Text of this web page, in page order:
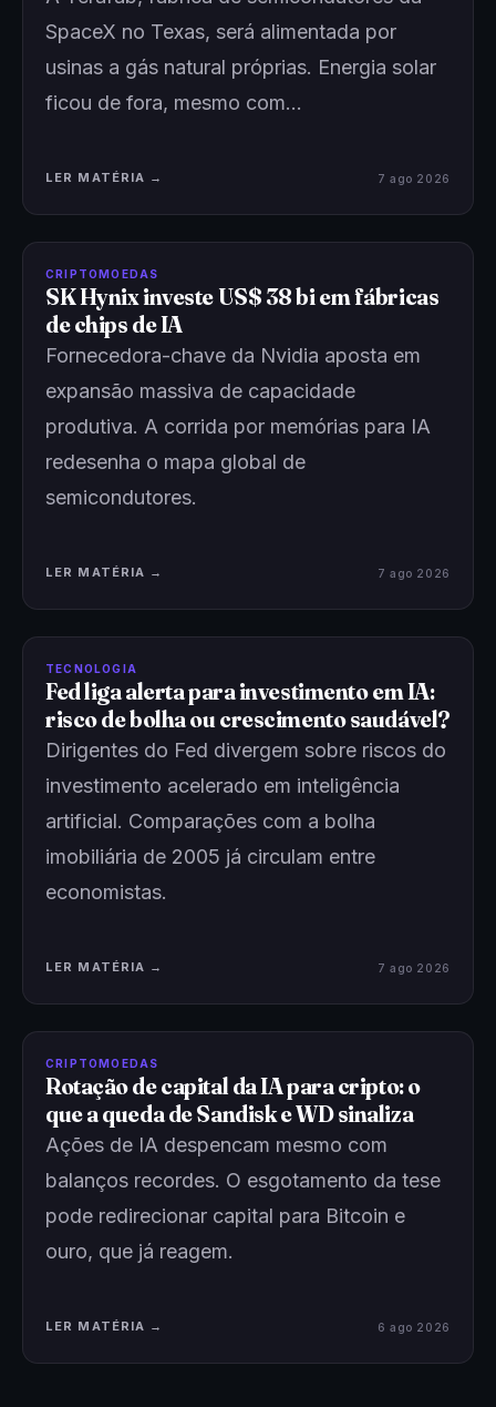
SpaceX no Texas, será alimentada por
usinas a gás natural próprias. Energia solar
ficou de fora, mesmo com…
LER MATÉRIA → 7 ago 2026
CRIPTOMOEDAS
SK Hynix investe US$ 38 bi em fábricas
de chips de IA
Fornecedora-chave da Nvidia aposta em
expansão massiva de capacidade
produtiva. A corrida por memórias para IA
redesenha o mapa global de
semicondutores.
LER MATÉRIA → 7 ago 2026
TECNOLOGIA
Fed liga alerta para investimento em IA:
risco de bolha ou crescimento saudável?
Dirigentes do Fed divergem sobre riscos do
investimento acelerado em inteligência
artificial. Comparações com a bolha
imobiliária de 2005 já circulam entre
economistas.
LER MATÉRIA → 7 ago 2026
CRIPTOMOEDAS
Rotação de capital da IA para cripto: o
que a queda de Sandisk e WD sinaliza
Ações de IA despencam mesmo com
balanços recordes. O esgotamento da tese
pode redirecionar capital para Bitcoin e
ouro, que já reagem.
LER MATÉRIA → 6 ago 2026